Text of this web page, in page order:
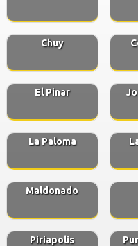
Chuy
El Pinar
La Paloma
Maldonado
Piriapolis